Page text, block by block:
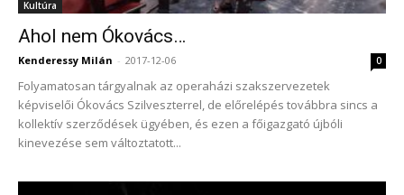
Kultúra
Ahol nem Ókovács…
Kenderessy Milán - 2017-12-06 0
Folyamatosan tárgyalnak az operaházi szakszervezetek
képviselői Ókovács Szilveszterrel, de előrelépés továbbra sincs a
kollektív szerződések ügyében, és ezen a főigazgató újbóli
kinevezése sem változtatott...